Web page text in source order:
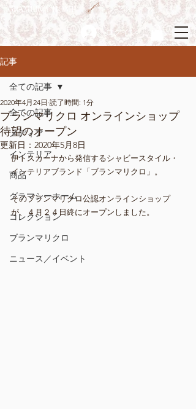
GRAMERCY HOME
ログイン
記事
全ての記事
メディア
インテリア
商品
グラマシーホーム
コレクション
ブランマリクロ
ニュース／イベント
全ての記事
ブランマリクロ オンラインショップ
待望のオープン
2020年4月24日 読了時間: 1分
更新日： 2020年5月8日
伊トスカーナから発信するシャビースタイル・
インテリアブランド「ブランマリクロ」。
そのブランマリクロ公認オンラインショップ
が、４月２４日終にオープンしました。